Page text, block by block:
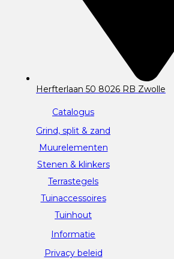
Herfterlaan 50 8026 RB Zwolle
Catalogus
Grind, split & zand
Muurelementen
Stenen & klinkers
Terrastegels
Tuinaccessoires
Tuinhout
Informatie
Privacy beleid